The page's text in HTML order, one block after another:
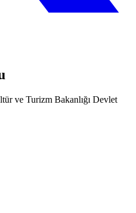
ve Turizm Bakanlığı Devlet